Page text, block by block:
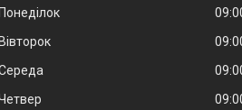
Понеділок
Вівторок